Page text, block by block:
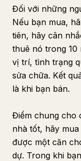
Đối với những
Nếu bạn mua,
tiên, hãy cân
thuê nó trong 10
vị trí, tình trạng
sửa chữa. Kết
là khi bạn bán.
Điểm chung cho
nhà tốt, hãy
được một căn
dự. Trong khi